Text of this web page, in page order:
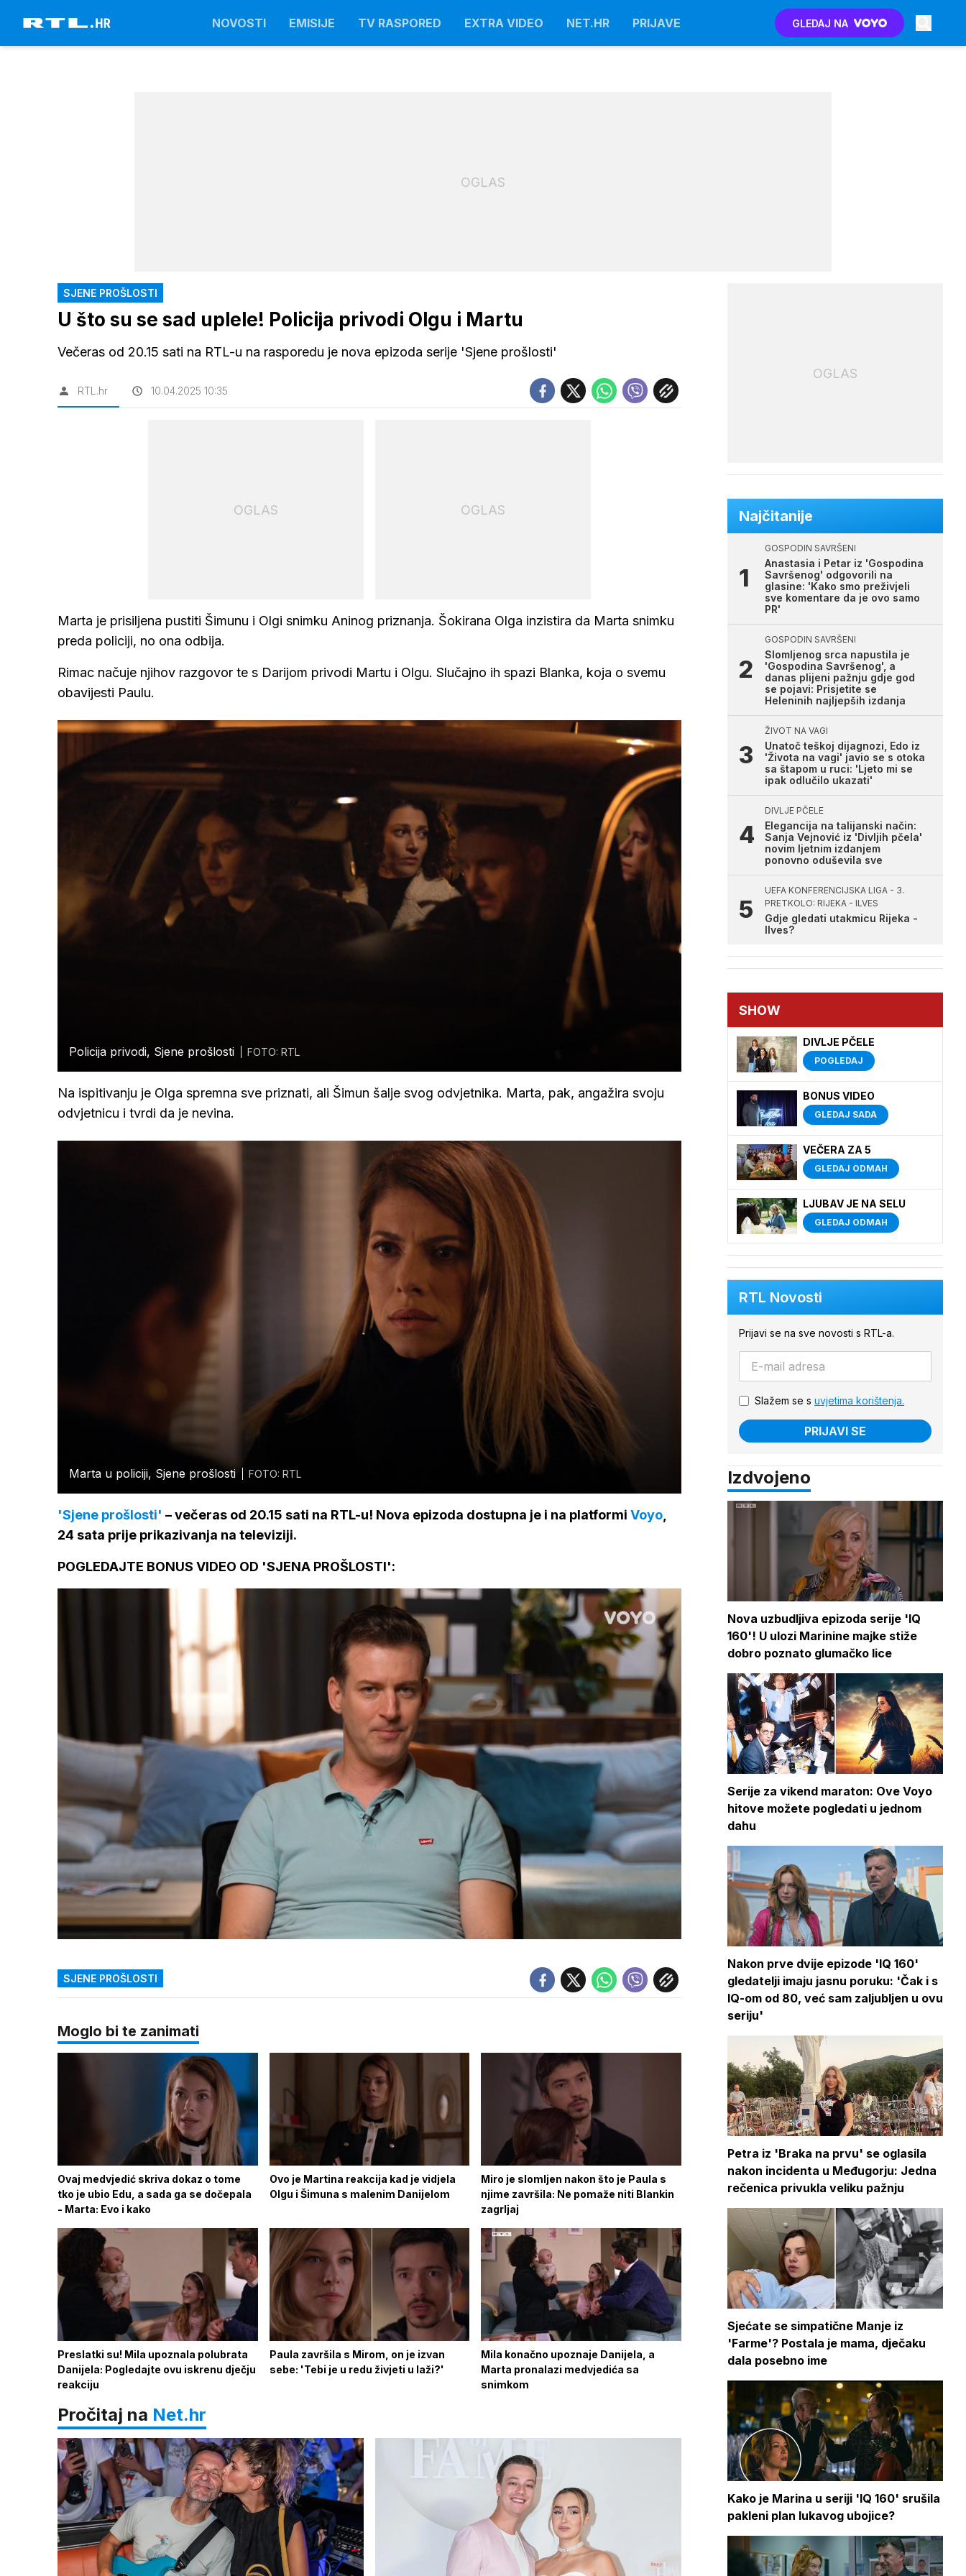
NOVOSTI EMISIJE TV RASPORED EXTRA VIDEO NET.HR PRIJAVE GLEDAJ NA
OGLAS
SJENE PROŠLOSTI
U što su se sad uplele! Policija privodi Olgu i Martu
Večeras od 20.15 sati na RTL-u na rasporedu je nova epizoda serije 'Sjene prošlosti'
RTL.hr 10.04.2025 10:35
OGLAS OGLAS
Marta je prisiljena pustiti Šimunu i Olgi snimku Aninog priznanja. Šokirana Olga inzistira da Marta snimku
preda policiji, no ona odbija.
Rimac načuje njihov razgovor te s Darijom privodi Martu i Olgu. Slučajno ih spazi Blanka, koja o svemu
obavijesti Paulu.
Policija privodi, Sjene prošlosti FOTO: RTL
Na ispitivanju je Olga spremna sve priznati, ali Šimun šalje svog odvjetnika. Marta, pak, angažira svoju
odvjetnicu i tvrdi da je nevina.
Marta u policiji, Sjene prošlosti FOTO: RTL
'Sjene prošlosti' – večeras od 20.15 sati na RTL-u! Nova epizoda dostupna je i na platformi Voyo
24 sata prije prikazivanja na televiziji.
POGLEDAJTE BONUS VIDEO OD 'SJENA PROŠLOSTI':
Upali
zvuk
/
17.74%
SJENE PROŠLOSTI
Moglo bi te zanimati
Ovaj medvjedić skriva dokaz o tome
tko je ubio Edu, a sada ga se dočepala
- Marta: Evo i kako
Ovo je Martina reakcija kad je vidjela
Olgu i Šimuna s malenim Danijelom
Miro je slomljen nakon što je Paula s
njime završila: Ne pomaže niti Blankin
zagrljaj
Preslatki su! Mila upoznala polubrata
Danijela: Pogledajte ovu iskrenu dječju
reakciju
Paula završila s Mirom, on je izvan
sebe: 'Tebi je u redu živjeti u laži?'
Mila konačno upoznaje Danijela, a
Marta pronalazi medvjedića sa
snimkom
Pročitaj na Net.hr
OGLAS
Najčitanije
GOSPODIN SAVRŠENI
Anastasia i Petar iz 'Gospodina
Savršenog' odgovorili na
glasine: 'Kako smo preživjeli
sve komentare da je ovo samo
PR'
GOSPODIN SAVRŠENI
Slomljenog srca napustila je
'Gospodina Savršenog', a
danas plijeni pažnju gdje god
se pojavi: Prisjetite se
Heleninih najljepših izdanja
ŽIVOT NA VAGI
Unatoč teškoj dijagnozi, Edo iz
'Života na vagi' javio se s otoka
sa štapom u ruci: 'Ljeto mi se
ipak odlučilo ukazati'
DIVLJE PČELE
Elegancija na talijanski način:
Sanja Vejnović iz 'Divljih pčela'
novim ljetnim izdanjem
ponovno oduševila sve
UEFA KONFERENCIJSKA LIGA - 3.
PRETKOLO: RIJEKA - ILVES
Gdje gledati utakmicu Rijeka -
Ilves?
SHOW
DIVLJE PČELE
POGLEDAJ
BONUS VIDEO
GLEDAJ SADA
VEČERA ZA 5
GLEDAJ ODMAH
LJUBAV JE NA SELU
GLEDAJ ODMAH
RTL Novosti
Prijavi se na sve novosti s RTL-a.
Slažem se s uvjetima korištenja.
PRIJAVI SE
Izdvojeno
Nova uzbudljiva epizoda serije 'IQ
160'! U ulozi Marinine majke stiže
dobro poznato glumačko lice
Serije za vikend maraton: Ove Voyo
hitove možete pogledati u jednom
dahu
Nakon prve dvije epizode 'IQ 160'
gledatelji imaju jasnu poruku: 'Čak i s
IQ-om od 80, već sam zaljubljen u ovu
seriju'
Petra iz 'Braka na prvu' se oglasila
nakon incidenta u Međugorju: Jedna
rečenica privukla veliku pažnju
Sjećate se simpatične Manje iz
'Farme'? Postala je mama, dječaku
dala posebno ime
Kako je Marina u seriji 'IQ 160' srušila
pakleni plan lukavog ubojice?